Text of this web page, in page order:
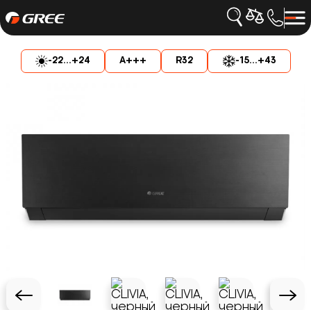
-22...+24 A+++ R32 -15...+43